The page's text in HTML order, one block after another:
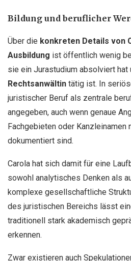
Bildung und beruflicher
Über die konkreten Details von
Ausbildung ist öffentlich wenig
sie ein Jurastudium absolviert hat
Rechtsanwältin tätig ist. In
juristischer Beruf als zentrale
angegeben, auch wenn genaue
Fachgebieten oder
dokumentiert sind.
Carola hat sich damit für eine
sowohl analytisches Denken als
komplexe gesellschaftliche
des juristischen Bereichs lässt
traditionell stark akademisch
erkennen.
Zwar existieren auch